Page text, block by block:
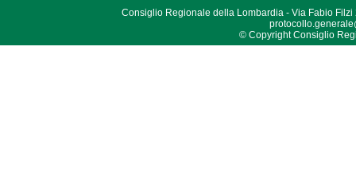
Consiglio Regionale della Lombardia - Via Fabio Filzi
© Copyright Consiglio